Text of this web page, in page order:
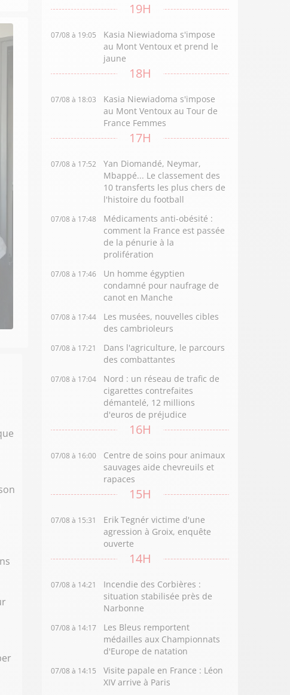
19H
07/08 à 19:05
Kasia Niewiadoma s'impose
au Mont Ventoux et prend le
jaune
18H
07/08 à 18:03
Kasia Niewiadoma s'impose
au Mont Ventoux au Tour de
France Femmes
17H
07/08 à 17:52
Yan Diomandé, Neymar,
Mbappé... Le classement des
10 transferts les plus chers de
l'histoire du football
07/08 à 17:48
Médicaments anti-obésité :
comment la France est passée
de la pénurie à la
prolifération
07/08 à 17:46
Un homme égyptien
condamné pour naufrage de
canot en Manche
07/08 à 17:44
Les musées, nouvelles cibles
des cambrioleurs
07/08 à 17:21
Dans l'agriculture, le parcours
des combattantes
07/08 à 17:04
Nord : un réseau de trafic de
cigarettes contrefaites
démantelé, 12 millions
d'euros de préjudice
16H
07/08 à 16:00
Centre de soins pour animaux
sauvages aide chevreuils et
rapaces
15H
07/08 à 15:31
Erik Tegnér victime d'une
agression à Groix, enquête
ouverte
14H
07/08 à 14:21
Incendie des Corbières :
situation stabilisée près de
Narbonne
07/08 à 14:17
Les Bleus remportent
médailles aux Championnats
d'Europe de natation
07/08 à 14:15
Visite papale en France : Léon
XIV arrive à Paris